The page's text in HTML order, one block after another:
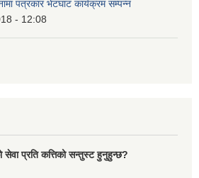
पत्रकार भेटघाट कार्यक्रम सम्पन्न
- 12:08
सेवा प्रति कत्तिको सन्तुस्ट हुनुहुन्छ?